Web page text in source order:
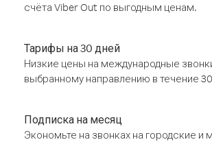
счёта Viber Out по выгодным ценам.
Тарифы на 30 дней
Низкие цены на международные
выбранному направлению в течение
Подписка на месяц
Экономьте на звонках на городские и